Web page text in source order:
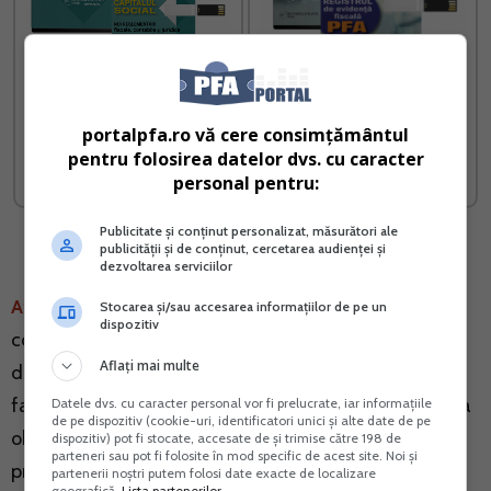
Capitalul social Noi
reglementari fiscale
contabile si juridice
Vreau acest produs →
Registrul de Evidenta
Vreau acest produs →
Atentie!Reiese ca bonurile fiscale care indeplinesc
conditiile unei facturi simplificate pot fi considerate
documente justificative in relatia B2B deoarece
facturile simplificate de acest tip sunt exceptate de la
obligatia trimiterii in sistemul RO e-Factura in baza
prevederilor art. 10 alin. 1 din OUG 120/2021, cu
portalpfa.ro vă cere consimțământul
pentru folosirea datelor dvs. cu caracter
personal pentru:
Publicitate și conținut personalizat, măsurători ale
publicității și de conținut, cercetarea audienței și
dezvoltarea serviciilor
Stocarea și/sau accesarea informațiilor de pe un
dispozitiv
Aflați mai multe
Datele dvs. cu caracter personal vor fi prelucrate, iar informațiile
de pe dispozitiv (cookie-uri, identificatori unici și alte date de pe
dispozitiv) pot fi stocate, accesate de și trimise către 198 de
parteneri sau pot fi folosite în mod specific de acest site. Noi și
partenerii noștri putem folosi date exacte de localizare